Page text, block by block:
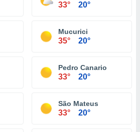
33° 20°
Mucurici
35° 20°
Pedro Canario
33° 20°
São Mateus
33° 20°